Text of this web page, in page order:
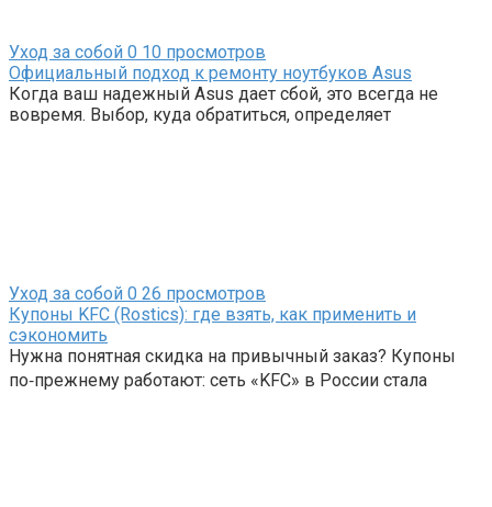
Уход за собой 0 10 просмотров
Официальный подход к ремонту ноутбуков Asus
Когда ваш надежный Asus дает сбой, это всегда не
вовремя. Выбор, куда обратиться, определяет
Уход за собой 0 26 просмотров
Купоны KFC (Rostics): где взять, как применить и
сэкономить
Нужна понятная скидка на привычный заказ? Купоны
по‑прежнему работают: сеть «KFC» в России стала